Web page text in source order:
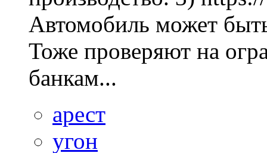
Автомобиль может
Тоже проверяют на
банкам...
арест
угон